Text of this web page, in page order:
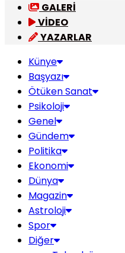
GALERİ
VİDEO
YAZARLAR
Künye
Başyazı
Ötüken Sanat
Psikoloji
Genel
Gündem
Politika
Ekonomi
Dünya
Magazin
Astroloji
Spor
Diğer